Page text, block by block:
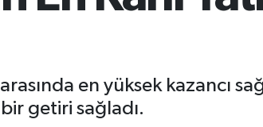
en yüksek kazancı
getiri sağladı.